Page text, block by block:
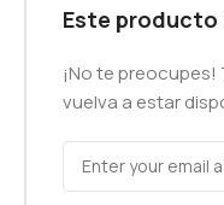
Este
¡No te
vuelva a estar